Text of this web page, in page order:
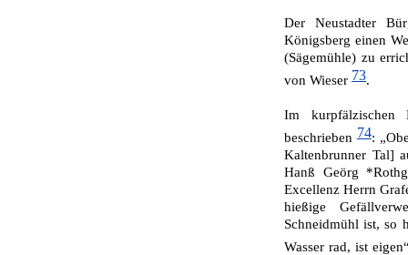
Der Neustadter
Königsberg einen
(Sägemühle) zu
von Wieser 73.
Im
beschrieben74:
Kaltenbrunner Tal]
Hanß Geörg
Excellenz Herrn
hießige
Schneidmühl ist, so
Wasser rad, ist